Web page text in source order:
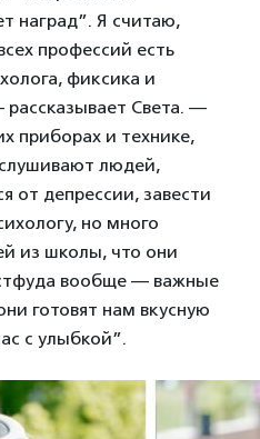
наград”. Я считаю,
профессий есть
фиксика и
Света. —
приборах и технике,
людей,
от депрессии, завести
но много
из школы, что они
вообще — важные
готовят нам вкусную
с улыбкой”.